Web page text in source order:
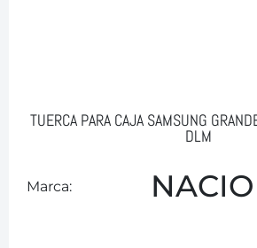
TUERCA PARA CAJA SAMSUNG
DLM
Marca: